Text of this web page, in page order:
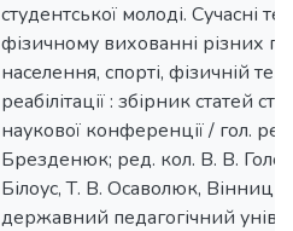
студентської молоді. Сучасні
фізичному вихованні різних
населення, спорті, фізичній
реабілітації : збірник статей
наукової конференції / гол.
Брезденюк; ред. кол. В. В.
Білоус, Т. В. Осаволюк,
державний педагогічний